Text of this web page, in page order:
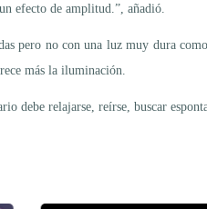
efecto de amplitud.”, añadió.
pero no con una luz muy dura
más la iluminación.
debe relajarse, reírse, buscar